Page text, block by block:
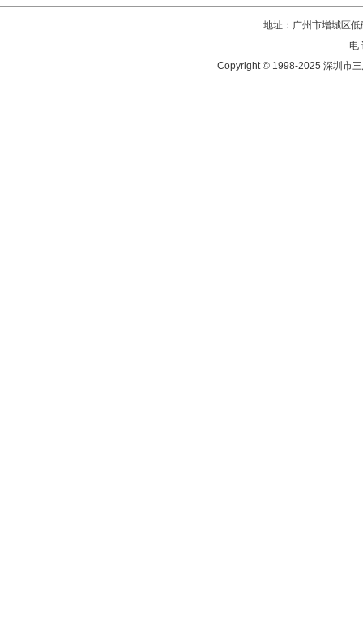
地址：广州市增城区
电
Copyright © 1998-2025 深圳市